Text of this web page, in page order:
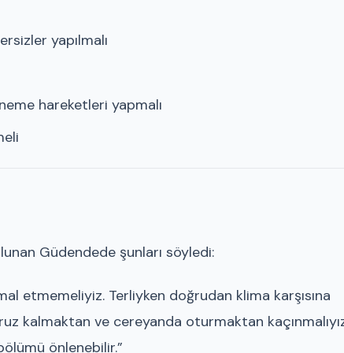
yapılmalı
hareketleri yapmalı
Güdendede şunları söyledi:
etmemeliyiz. Terliyken doğrudan klima karşısına
kalmaktan ve cereyanda oturmaktan
önlenebilir.”